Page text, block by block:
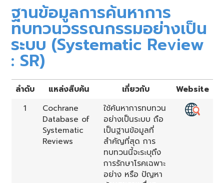
ฐานข้อมูลการค้นหาการ
ทบทวนวรรณกรรมอย่างเป็น
ระบบ (Systematic Review
: SR)
ลำดับ แหล่งสืบค้น เกี่ยวกับ
Website
1
Cochrane
Database of
Systematic
Reviews
ใช้ค้นหาการทบทวน
อย่างเป็นระบบ ถือ
เป็นฐานข้อมูลที่
สำคัญที่สุด การ
ทบทวนนี้จะระบุถึง
การรักษาโรคเฉพาะ
อย่าง หรือ ปัญหา